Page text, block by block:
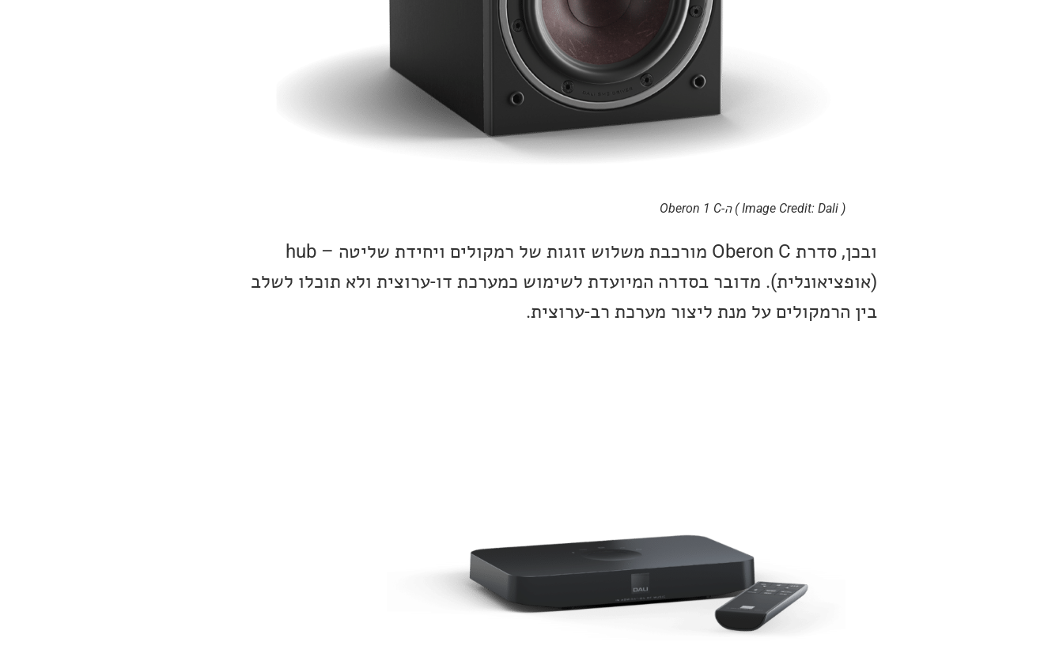
( Image Credit: Dali ) ה-Oberon 1 C
ובכן, סדרת Oberon C מורכבת משלוש זוגות של רמקולים ויחידת שליטה – hub
(אופציאונלית). מדובר בסדרה המיועדת לשימוש כמערכת דו-ערוצית ולא תוכלו לשלב
בין הרמקולים על מנת ליצור מערכת רב-ערוצית.